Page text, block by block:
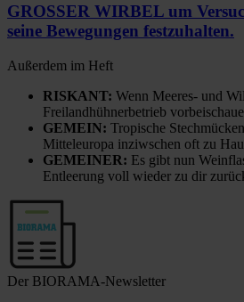
GROSSER WIRBEL um
seine Bewegungen festzuhalten.
Außerdem im Heft
RISKANT: Wenn Meeres- und
Freilandhühnerbetrieb
GEMEIN: Tropische
Mitteleuropa inziwschen oft zu
GEMEINER: Es gibt nun
Entleerung voll wieder zu dir
Der BIORAMA-Newsletter